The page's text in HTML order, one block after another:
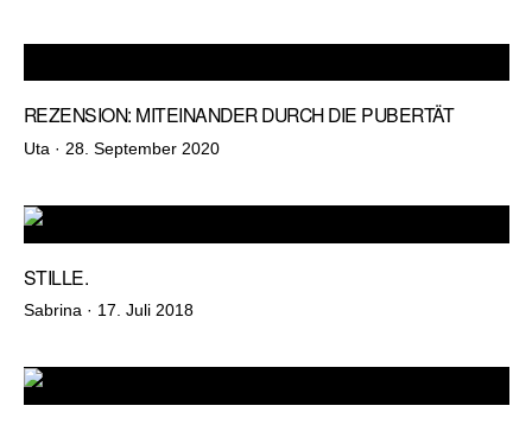
REZENSION: MITEINANDER DURCH DIE PUBERTÄT
Uta · Veröffentlicht
28. September 2020
STILLE.
Sabrina · Veröffentlicht
17. Juli 2018